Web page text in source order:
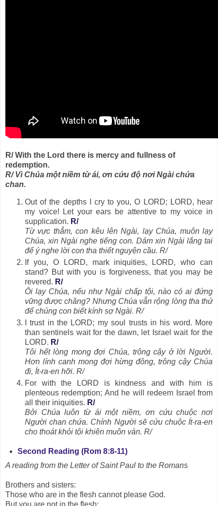
R/ With the Lord there is mercy and fullness of
redemption.
R/ Vì Chúa một niềm từ ái, ơn cứu độ nơi Ngài chứa
chan.
Out of the depths I cry to you, O LORD; LORD, hear
my voice! Let your ears be attentive to my voice in
supplication. R/
Từ vực thẳm, con kêu lên Ngài, lạy Chúa, muôn lạy
Chúa, xin Ngài nghe tiếng con. Dám xin Ngài lắng tai
để ý nghe lời con tha thiết nguyện cầu. R/
If you, O LORD, mark iniquities, LORD, who can
stand? But with you is forgiveness, that you may be
revered. R/
Ôi lạy Chúa, nếu như Ngài chấp tội, nào có ai đứng
vững được chăng? Nhưng Chúa vẫn rộng lòng tha thứ
để chúng con biết kính sợ Ngài. R/
I trust in the LORD; my soul trusts in his word. More
than sentinels wait for the dawn, let Israel wait for the
LORD. R/
Tôi hết lòng mong đợi Chúa, trông cậy ở lời Người.
Hơn lính canh mong đợi hừng đông, trông cậy Chúa
đi, Ít-ra-en hỡi. R/
For with the LORD is kindness and with him is
plenteous redemption; And he will redeem Israel from
all their iniquities. R/
Bởi Chúa luôn từ ái một niềm, ơn cứu chuộc nơi
Người chan chứa. Chính Người sẽ cứu chuộc Ít-ra-en
cho thoát khỏi tội khiên muôn vàn. R/
Second Reading (Rom 8:8-11)
A reading from the Letter of Saint Paul to the Romans
Brothers and sisters:
Those who are in the flesh cannot please God.